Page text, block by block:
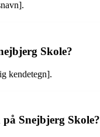
Skole?
kendetegn].
Snejbjerg Skole?